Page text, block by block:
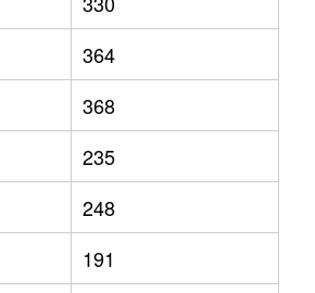
364
368
235
248
191